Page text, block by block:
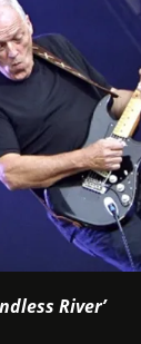
River’